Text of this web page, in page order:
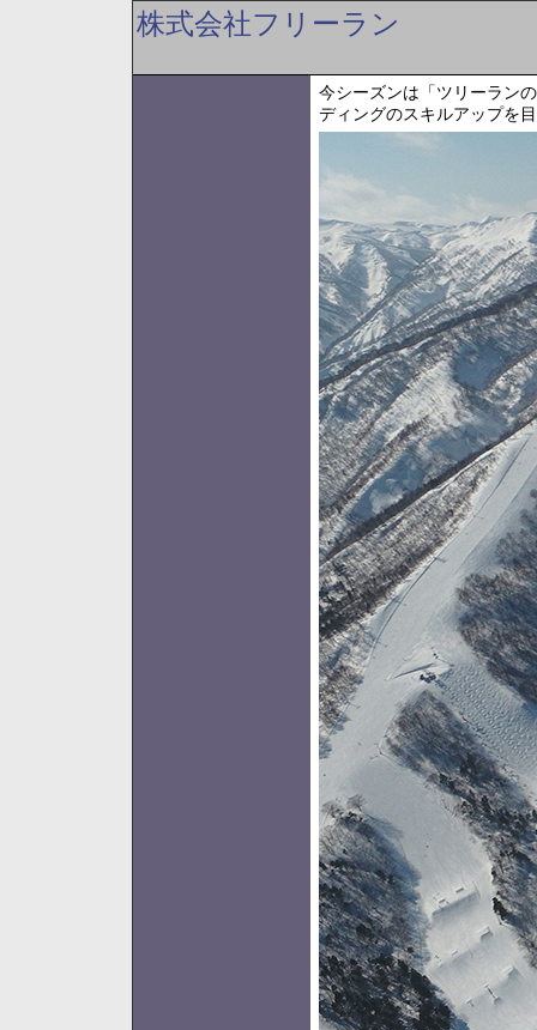
株式会社フリーラン
今シーズンは「ツリーラン
ディングのスキルアップを